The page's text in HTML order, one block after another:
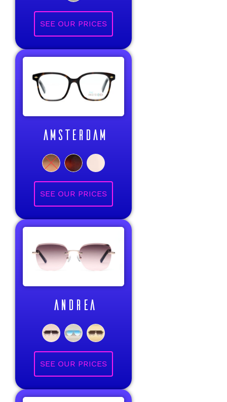
AMSTERDAM
ANDREA